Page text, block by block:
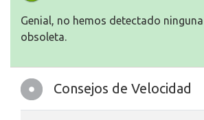
Genial, no hemos detectado
obsoleta.
Consejos de Velocidad